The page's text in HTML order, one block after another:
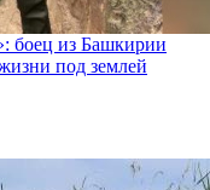
боец из Башкирии
под землей